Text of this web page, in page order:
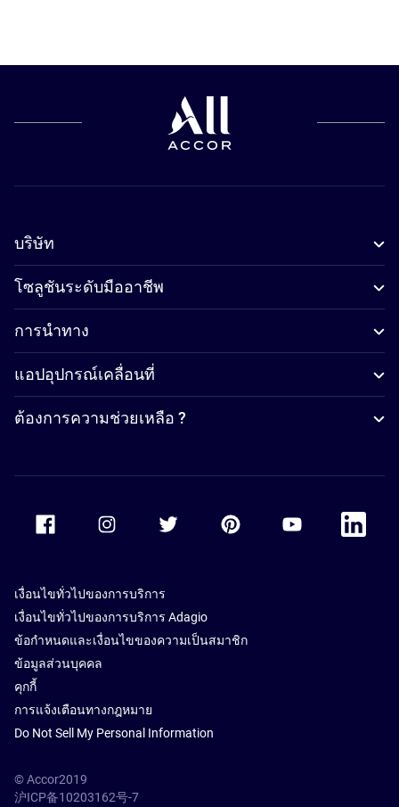
บริษัท
โซลูชันระดับมืออาชีพ
การนำทาง
แอปอุปกรณ์เคลื่อนที่
ต้องการความช่วยเหลือ ?
Accor Facebook Accor TwitterAccor PinterestAccor Youtube
Accor
เงื่อนไขทั่วไปของการบริการ
เงื่อนไขทั่วไปของการบริการ Adagio
ข้อกำหนดและเงื่อนไขของความเป็นสมาชิก
ข้อมูลส่วนบุคคล
คุกกี้
การแจ้งเตือนทางกฎหมาย
Do Not Sell My Personal Information
© Accor2019
沪ICP备10203162号-7